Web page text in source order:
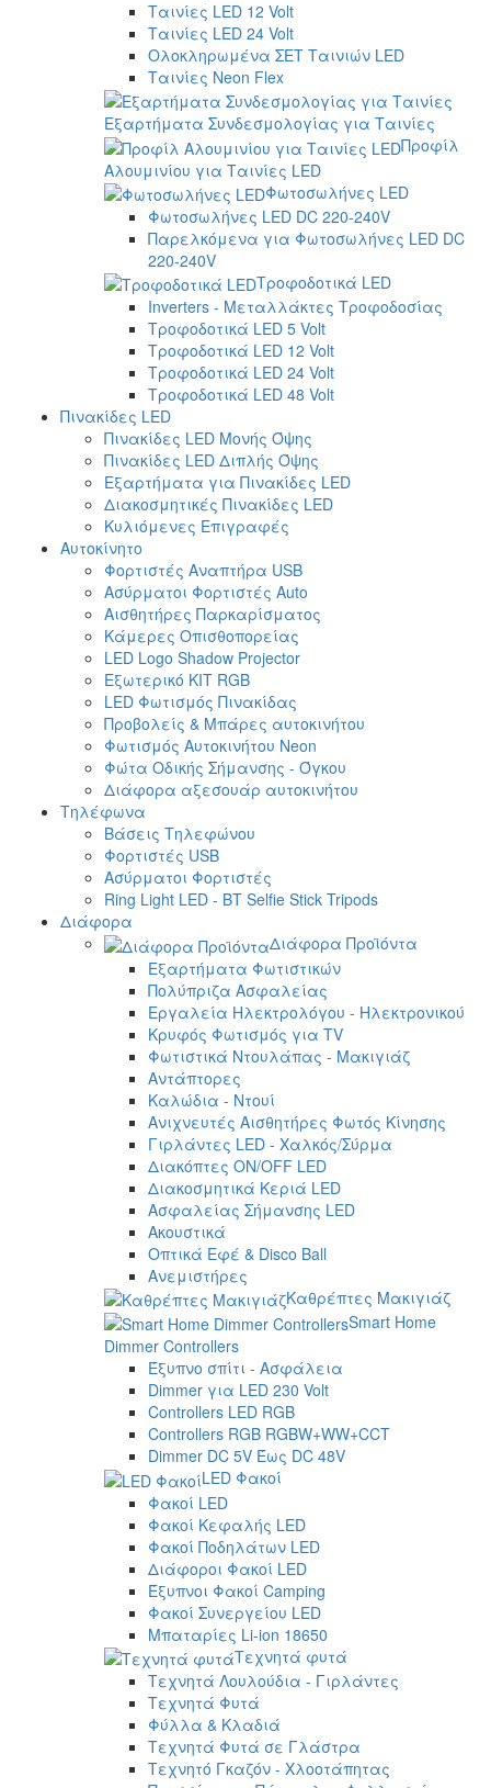
Ταινίες LED 12 Volt
Ταινίες LED 24 Volt
Ολοκληρωμένα ΣΕΤ Ταινιών LED
Ταινίες Neon Flex
Εξαρτήματα Συνδεσμολογίας για Ταινίες
Προφίλ
Αλουμινίου για Ταινίες LED
Φωτοσωλήνες LED
Φωτοσωλήνες LED DC 220-240V
Παρελκόμενα για Φωτοσωλήνες LED DC
220-240V
Τροφοδοτικά LED
Inverters - Μεταλλάκτες Τροφοδοσίας
Τροφοδοτικά LED 5 Volt
Τροφοδοτικά LED 12 Volt
Τροφοδοτικά LED 24 Volt
Τροφοδοτικά LED 48 Volt
Πινακίδες LED
Πινακίδες LED Μονής Όψης
Πινακίδες LED Διπλής Όψης
Εξαρτήματα για Πινακίδες LED
Διακοσμητικές Πινακίδες LED
Κυλιόμενες Επιγραφές
Αυτοκίνητο
Φορτιστές Αναπτήρα USB
Ασύρματοι Φορτιστές Auto
Αισθητήρες Παρκαρίσματος
Κάμερες Οπισθοπορείας
LED Logo Shadow Projector
Εξωτερικό ΚΙΤ RGB
LED Φωτισμός Πινακίδας
Προβολείς & Μπάρες αυτοκινήτου
Φωτισμός Αυτοκινήτου Neon
Φώτα Οδικής Σήμανσης - Όγκου
Διάφορα αξεσουάρ αυτοκινήτου
Τηλέφωνα
Βάσεις Τηλεφώνου
Φορτιστές USB
Ασύρματοι Φορτιστές
Ring Light LED - BT Selfie Stick Tripods
Διάφορα
Διάφορα Προϊόντα
Εξαρτήματα Φωτιστικών
Πολύπριζα Ασφαλείας
Εργαλεία Ηλεκτρολόγου - Ηλεκτρονικού
Κρυφός Φωτισμός για TV
Φωτιστικά Ντουλάπας - Μακιγιάζ
Αντάπτορες
Καλώδια - Ντουί
Ανιχνευτές Αισθητήρες Φωτός Κίνησης
Γιρλάντες LED - Χαλκός/Σύρμα
Διακόπτες ON/OFF LED
Διακοσμητικά Κεριά LED
Ασφαλείας Σήμανσης LED
Ακουστικά
Οπτικά Εφέ & Disco Ball
Ανεμιστήρες
Καθρέπτες Μακιγιάζ
Smart Home
Dimmer Controllers
Έξυπνο σπίτι - Ασφάλεια
Dimmer για LED 230 Volt
Controllers LED RGB
Controllers RGB RGBW+WW+CCT
Dimmer DC 5V Έως DC 48V
LED Φακοί
Φακοί LED
Φακοί Κεφαλής LED
Φακοί Ποδηλάτων LED
Διάφοροι Φακοί LED
Έξυπνοι Φακοί Camping
Φακοί Συνεργείου LED
Μπαταρίες Li-ion 18650
Τεχνητά φυτά
Τεχνητά Λουλούδια - Γιρλάντες
Τεχνητά Φυτά
Φύλλα & Κλαδιά
Τεχνητά Φυτά σε Γλάστρα
Τεχνητό Γκαζόν - Χλοοτάπητας